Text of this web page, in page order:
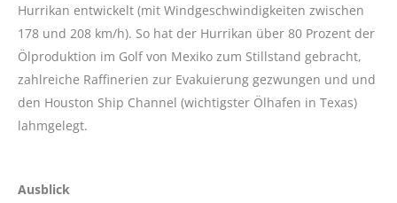
Hurrikan entwickelt (mit Windgeschwindigkeiten zwischen
178 und 208 km/h). So hat der Hurrikan über 80 Prozent der
Ölproduktion im Golf von Mexiko zum Stillstand gebracht,
zahlreiche Raffinerien zur Evakuierung gezwungen und und
den Houston Ship Channel (wichtigster Ölhafen in Texas)
lahmgelegt.
Ausblick